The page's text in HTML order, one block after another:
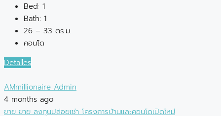
Bed: 1
Bath: 1
26 – 33 ตร.ม.
คอนโด
Detalles
AMmillionaire Admin
4 months ago
ขาย ขาย ลงทุนปล่อยเช่า โครงการบ้านและคอนโดเปิดใหม่